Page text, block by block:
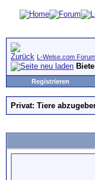
L-Welse.com Forum
Registrieren
Privat: Tiere